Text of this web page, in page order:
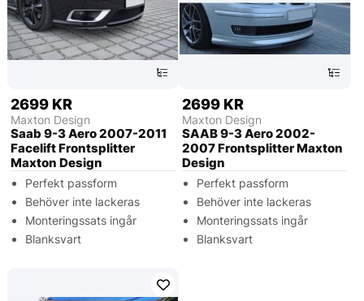
2699 KR
Maxton Design
Saab 9-3 Aero 2007-2011
Facelift Frontsplitter
Maxton Design
Perfekt passform
Behöver inte lackeras
Monteringssats ingår
Blanksvart
2699 KR
Maxton Design
SAAB 9-3 Aero 2002-
2007 Frontsplitter Maxton
Design
Perfekt passform
Behöver inte lackeras
Monteringssats ingår
Blanksvart